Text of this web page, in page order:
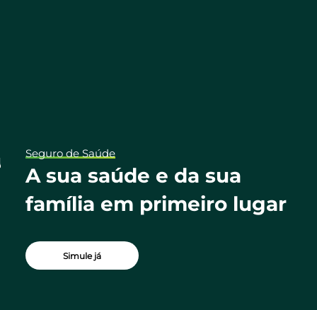
Seguro de Saúde
A sua saúde e da sua
família em primeiro lugar
Simule já